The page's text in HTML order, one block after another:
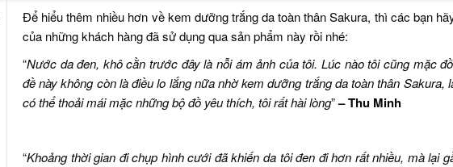
Để hiểu thêm nhiều hơn về kem dưỡng trắng da toàn thân Sakura, thì các bạn
của những khách hàng đã sử dụng qua sản phẩm này rồi nhé:
“Nước da đen, khô cằn trước đây là nỗi ám ảnh của tôi. Lúc nào tôi cũng mặc
đề này không còn là điều lo lắng nữa nhờ kem dưỡng trắng da toàn thân
có thể thoải mái mặc những bộ đồ yêu thích, tôi rất hài lòng”– Thu Minh
“Khoảng thời gian đi chụp hình cưới đã khiến da tôi đen đi hơn rất nhiều, mà lại